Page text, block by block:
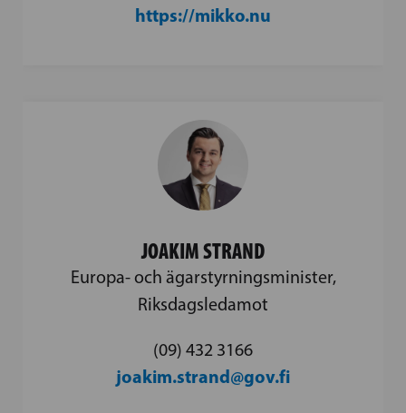
https://mikko.nu
JOAKIM STRAND
Europa- och ägarstyrningsminister,
Riksdagsledamot
(09) 432 3166
joakim.strand@gov.fi